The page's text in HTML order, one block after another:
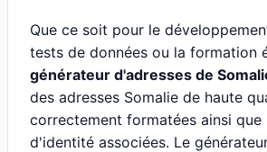
Que ce soit pour le
tests de données ou la formation
générateur d'adresses de
des adresses Somalie de haute
correctement formatées ainsi
d'identité associées. Le